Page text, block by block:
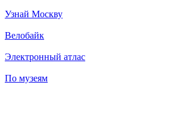
Узнай Москву
Велобайк
Электронный атлас
По музеям